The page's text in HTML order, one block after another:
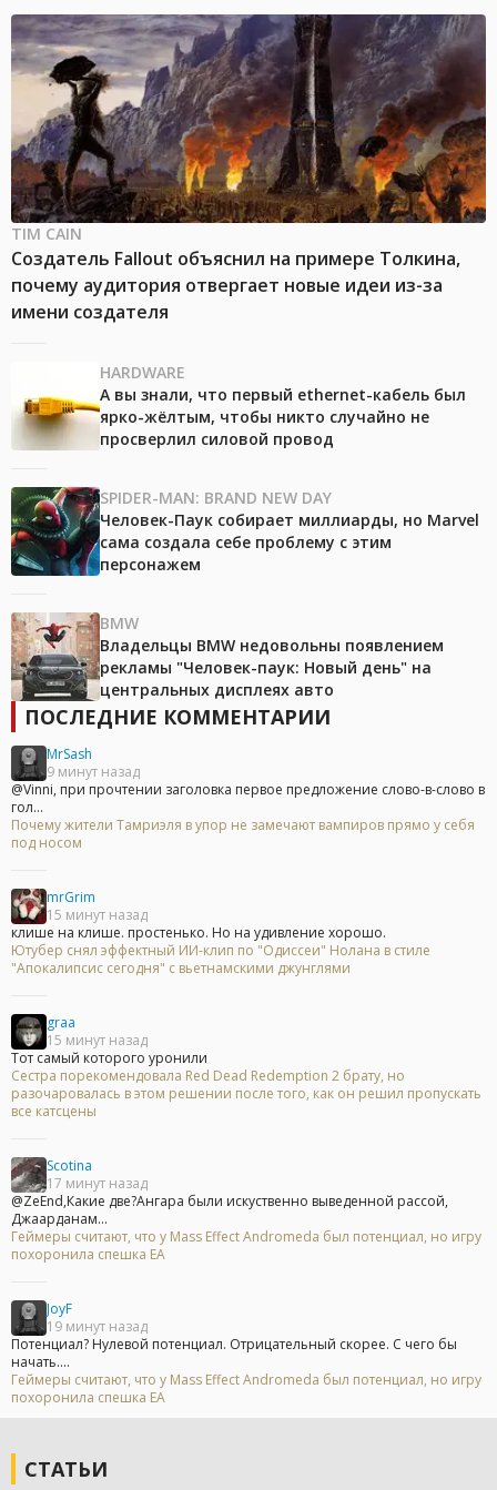
TIM CAIN
Создатель Fallout объяснил на примере Толкина,
почему аудитория отвергает новые идеи из-за
имени создателя
HARDWARE
А вы знали, что первый ethernet-кабель был
ярко-жёлтым, чтобы никто случайно не
просверлил силовой провод
SPIDER-MAN: BRAND NEW DAY
Человек-Паук собирает миллиарды, но Marvel
сама создала себе проблему с этим
персонажем
BMW
Владельцы BMW недовольны появлением
рекламы "Человек-паук: Новый день" на
центральных дисплеях авто
ПОСЛЕДНИЕ КОММЕНТАРИИ
MrSash
9 минут назад
@Vinni, при прочтении заголовка первое предложение слово-в-слово в
гол...
Почему жители Тамриэля в упор не замечают вампиров прямо у себя
под носом
mrGrim
15 минут назад
клише на клише. простенько. Но на удивление хорошо.
Ютубер снял эффектный ИИ-клип по "Одиссеи" Нолана в стиле
"Апокалипсис сегодня" с вьетнамскими джунглями
graa
15 минут назад
Тот самый которого уронили
Сестра порекомендовала Red Dead Redemption 2 брату, но
разочаровалась в этом решении после того, как он решил пропускать
все катсцены
Scotina
17 минут назад
@ZeEnd,Какие две?Ангара были искуственно выведенной рассой,
Джаарданам...
Геймеры считают, что у Mass Effect Andromeda был потенциал, но игру
похоронила спешка EA
JoyF
19 минут назад
Потенциал? Нулевой потенциал. Отрицательный скорее. С чего бы
начать....
Геймеры считают, что у Mass Effect Andromeda был потенциал, но игру
похоронила спешка EA
СТАТЬИ